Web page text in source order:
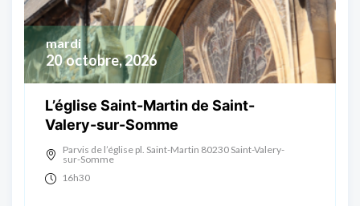
20 octobre, 2026
mardi
L’église Saint-Martin de Saint-
Valery-sur-Somme
Parvis de l’église pl. Saint-Martin 80230 Saint-Valery-
sur-Somme
16h30